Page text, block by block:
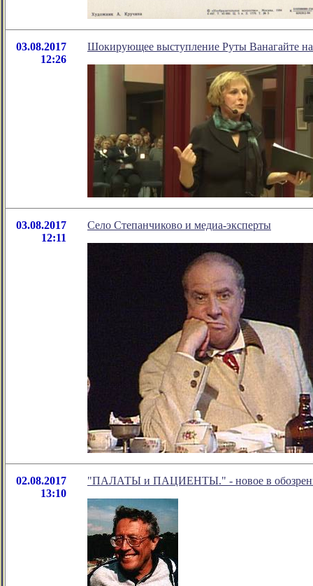
03.08.2017
12:26
Шокирующее выступление Руты Ванагайте на
03.08.2017
12:11
Село Степанчиково и медиа-эксперты
02.08.2017
13:10
"ПАЛАТЫ и ПАЦИЕНТЫ." - новое в